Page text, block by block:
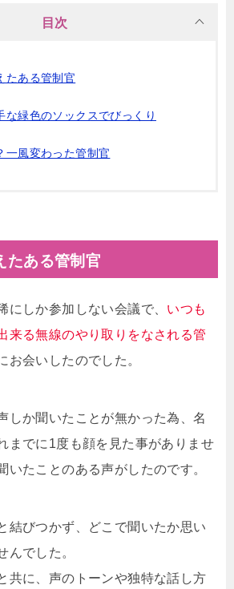
目次
たある管制官
な緑色のソックスでびっくり
一風変わった管制官
たある管制官
にしか参加しない会議で、 いつも
来る無線のやり取りをなされる管
お会いしたのでした。
しか聞いたことが無かった為、名
までに1度も顔を見た事がありませ
いたことのある声がしたのです。
結びつかず、どこで聞いたか思い
んでした。
共に、声のトーンや独特な話し方